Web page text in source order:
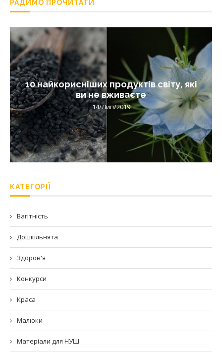
РАДИМО ПРОЧИТАТИ
10 найкорисніших продуктів світу, які
ви не вживаєте
14/Лип/2019
КАТЕГОРІЇ
Вагітність
Дошкільнята
Здоров'я
Конкурси
Краса
Малюки
Матеріали для НУШ